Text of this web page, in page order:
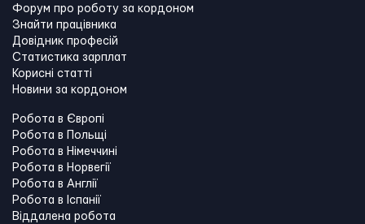
Форум про роботу за кордоном
Знайти працівника
Довідник професій
Статистика зарплат
Корисні статті
Новини за кордоном
Робота в Європі
Робота в Польщі
Робота в Німеччині
Робота в Норвегії
Робота в Англії
Робота в Іспанії
Віддалена робота